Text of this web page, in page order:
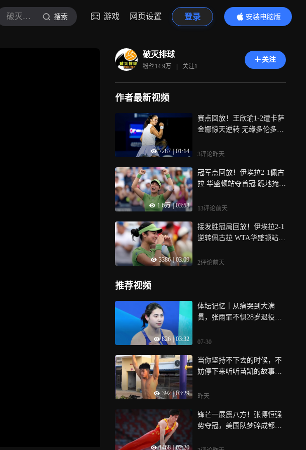
破灭排球 搜索 游戏 网页设置 登录
安装电脑版
内容更精彩
破灭排球
粉丝14.9万 | 关注1
关注
作者最新视频
7287 | 01:14
赛点回放！王欣瑜1-2遭卡萨
金娜惊天逆转 无缘多伦多站
3评论昨天
1.6万 | 03:53
冠军点回放！伊埃拉2-1佩古
拉 华盛顿站夺首冠 跪地掩面
13评论前天
3386 | 03:09
接发胜冠局回放！伊埃拉2-1
逆转佩古拉 WTA华盛顿站夺
2评论前天
推荐视频
826 03:32
体坛记忆｜从痛哭到大满
贯，张雨霏不惧28岁退役争
07-30
392 | 03:29
当你坚持不下去的时候，不
妨停下来听听苗凯的故事！
昨天
1468 | 02:20
锋芒一展震八方！张博恒强
势夺冠，美国队梦碎成都赛